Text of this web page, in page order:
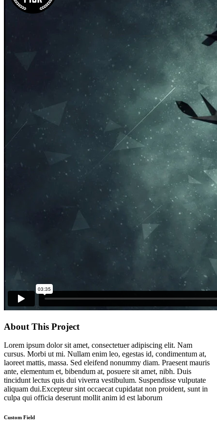
About This Project
Lorem ipsum dolor sit amet, consectetuer adipiscing elit. Nam
cursus. Morbi ut mi. Nullam enim leo, egestas id, condimentum at,
laoreet mattis, massa. Sed eleifend nonummy diam. Praesent mauris
ante, elementum et, bibendum at, posuere sit amet, nibh. Duis
tincidunt lectus quis dui viverra vestibulum. Suspendisse vulputate
aliquam dui.Excepteur sint occaecat cupidatat non proident, sunt in
culpa qui officia deserunt mollit anim id est laborum
Custom Field